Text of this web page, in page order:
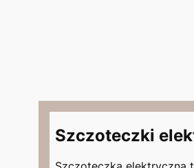
Szczoteczki